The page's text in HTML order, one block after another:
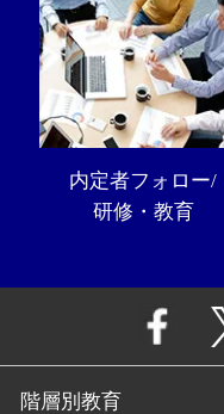
内定者フォロー/
研修・教育
階層別教育